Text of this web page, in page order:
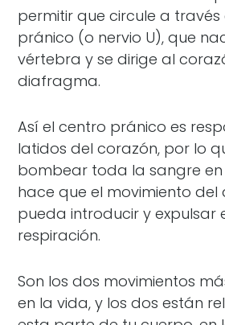
permitir que circule a través
pránico (o nervio U), que
vértebra y se dirige al
diafragma.
Así el centro pránico es
latidos del corazón, por lo
bombear toda la sangre en
hace que el movimiento
pueda introducir y expulsar
respiración.
Son los dos movimientos
en la vida, y los dos están